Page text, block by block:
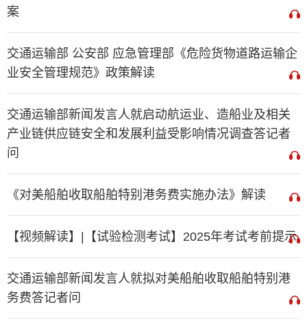
案
交通运输部 公安部 应急管理部《危险货物道路运输企
业安全管理规范》政策解读
交通运输部新闻发言人就启动航运业、造船业及相关
产业链供应链安全和发展利益受影响情况调查答记者
问
《对美船舶收取船舶特别港务费实施办法》解读
【视频解读】|【试验检测考试】2025年考试考前提示
交通运输部新闻发言人就拟对美船舶收取船舶特别港
务费答记者问